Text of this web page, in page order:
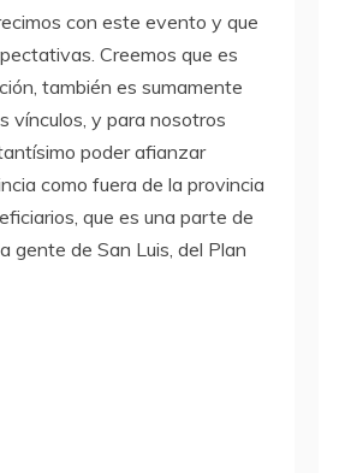
con este evento y que
Creemos que es
también es sumamente
vínculos, y para nosotros
poder afianzar
como fuera de la provincia
que es una parte de
gente de San Luis, del Plan